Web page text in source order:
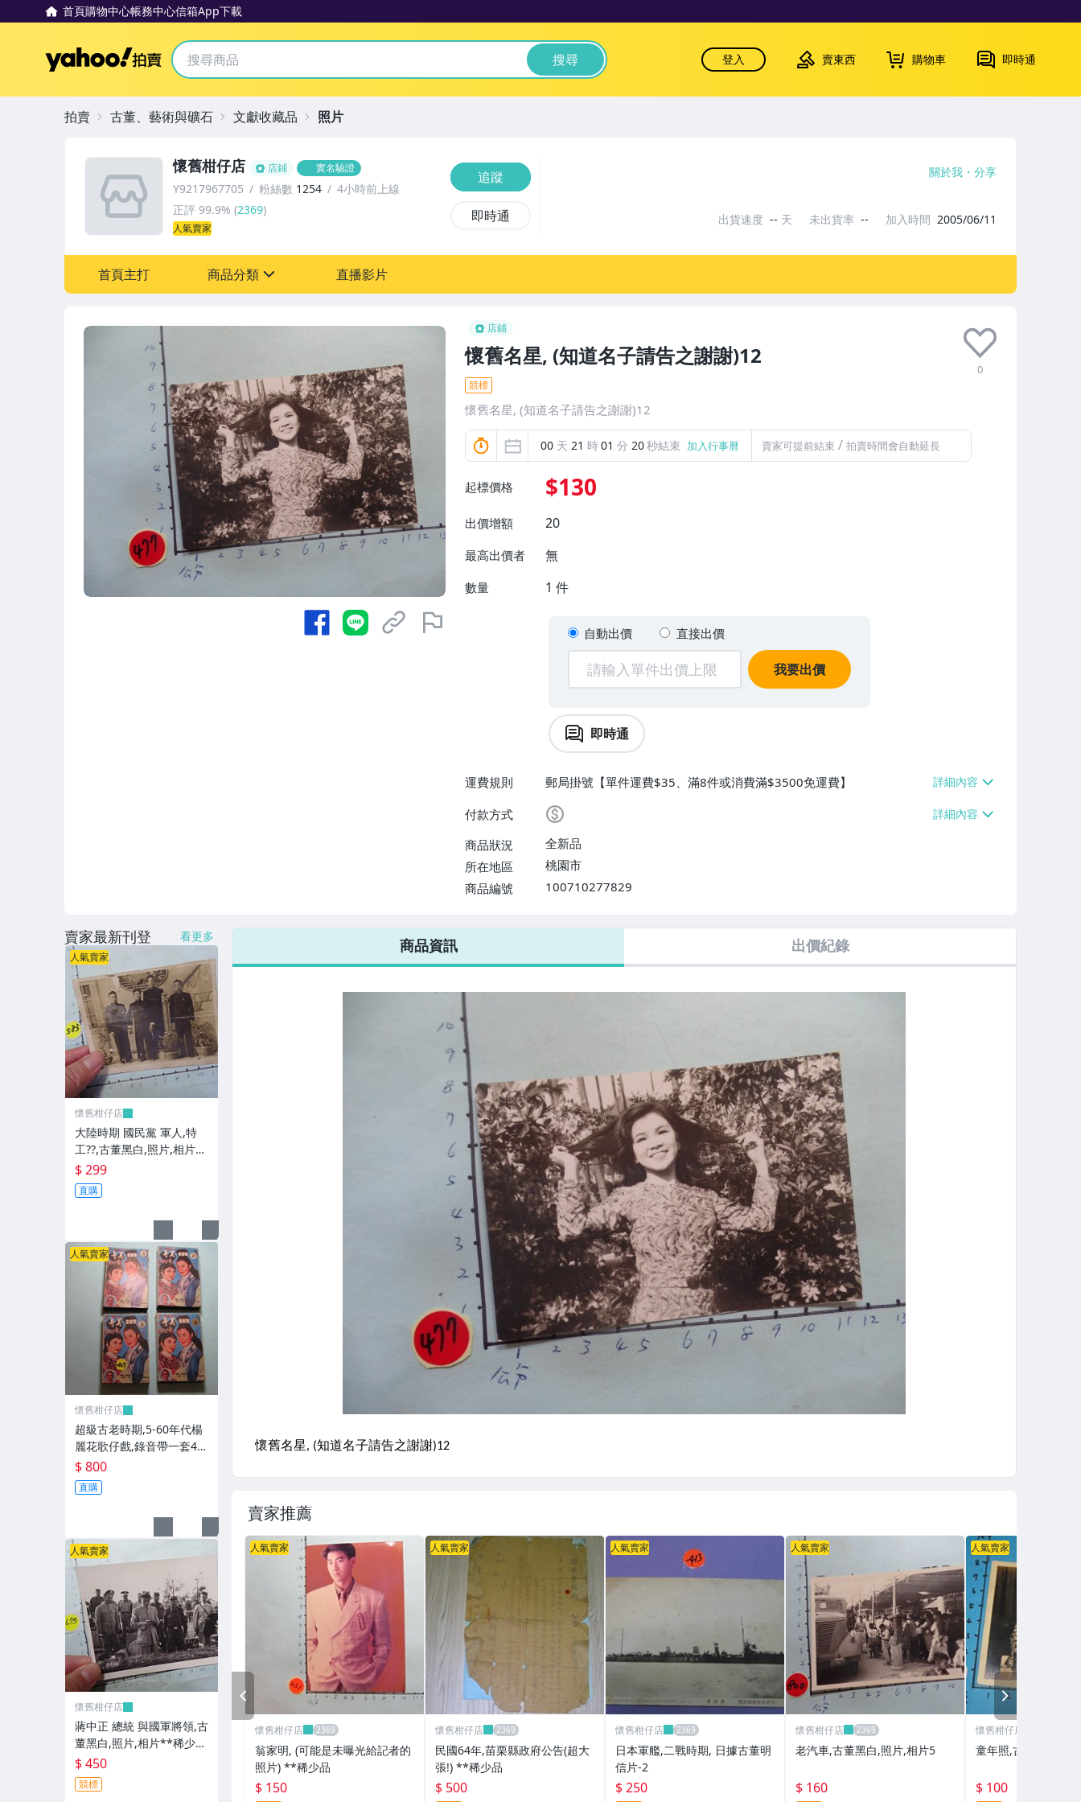
首頁購物中心帳務中心信箱App下載
Yahoo拍賣 搜尋 登入 賣東西 購物車 即時通
店鋪
懷舊名星, (知道名子請告之謝謝)12
0
競標
懷舊名星, (知道名子請告之謝謝)12
00 天 21 時01 分 19秒結束 加入行事曆 賣家可提前結束 / 拍賣時間會自動延長
起標價格 $130
出價增額 20
最高出價者 無
數量 1 件
自動出價 直接出價
我要出價
即時通
運費規則
郵局掛號【單件運費$35、滿8件或消費滿$3500免運費】
付款方式
商品狀況
全新品
所在地區
桃園市
商品編號
100710277829
懷舊柑仔店 店鋪 實名驗證
Y9217967705 粉絲數 1254
4小時前上線
正評 99.9% (2369)
人氣賣家
追蹤
即時通
關於我 分享
出貨速度 -- 天 未出貨率 -- 加入時間 2005/06/11
首頁主打 商品分類 直播影片
拍賣 古董、藝術與礦石 文獻收藏品 照片
商品資訊 出價紀錄
賣家推薦
人氣賣家
懷舊柑仔店
翁家明, (可能是未曝光給記者的
照片) **稀少品
$ 150
人氣賣家
懷舊柑仔店
民國64年,苗栗縣政府公告(超大
張!) **稀少品
$ 500
人氣賣家
懷舊柑仔店
日本軍艦,二戰時期, 日據古董明
信片-2
$ 250
人氣賣家
懷舊柑仔店
老汽車,古董黑白,照片,相片5
$ 160
人氣賣家
懷舊柑仔店
童年照,古董,黑白老
$ 100
賣家最新刊登 看更多
人氣賣家
懷舊柑仔店
大陸時期 國民黨 軍人,特
工??,古董黑白,照片,相片
(老兵民國38年從大陸帶來
台灣的) **稀少品6
$ 299
直購
人氣賣家
懷舊柑仔店
超級古老時期,5-60年代楊
麗花歌仔戲,錄音帶一套4卷
**稀少品
$ 800
直購
人氣賣家
懷舊柑仔店
蔣中正 總統 與國軍將領,古
董黑白,照片,相片**稀少
品-2
$ 450
競標